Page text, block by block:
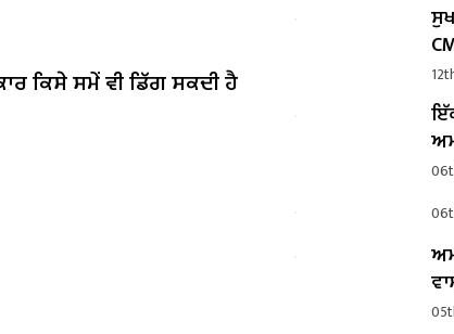
ਕਿਸੇ ਸਮੇਂ ਵੀ ਡਿੱਗ ਸਕਦੀ ਹੈ